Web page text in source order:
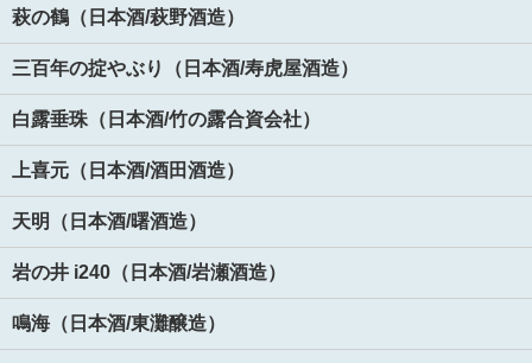
萩の鶴（日本酒/萩野酒造）
三百年の掟やぶり（日本酒/寿虎屋酒造）
白露垂珠（日本酒/竹の露合資会社）
上喜元（日本酒/酒田酒造）
天明（日本酒/曙酒造）
岩の井 i240（日本酒/岩瀬酒造）
鳴海（日本酒/東灘醸造）